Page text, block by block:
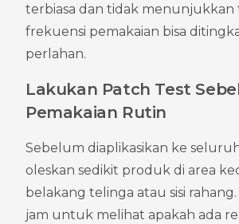
terbiasa dan tidak menunjukkan
frekuensi pemakaian bisa
perlahan.
Lakukan Patch Test
Pemakaian Rutin
Sebelum diaplikasikan ke
oleskan sedikit produk di area
belakang telinga atau sisi
jam untuk melihat apakah ada